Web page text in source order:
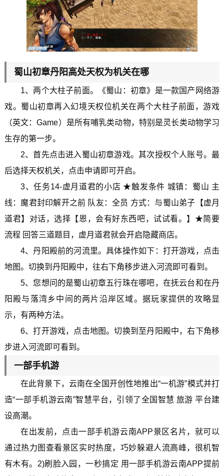
蜀山初章丹阳高处天权为机关在哪
1、两个大柱子前面。《蜀山：初章》是一款国产网络游
戏。蜀山初章再入幻境天权位机关在两个大柱子前面，游戏
（英文：Game）是所有哺乳类动物，特别是灵长类动物学习
生存的第一步。
2、首先点击进入蜀山初章游戏。其次授权个人账号。最
后选择天权机关，点击申请即可开启。
3、任务14-虚月道君的小店 ★触发条件 城镇：蜀山 主
线：魔君封印解开之前 队友：全员 方式：与蜀山弟子【虚月
道君】对话，选择【恩，会有好东西吧，试试看。】★简要
流程 回答三道题目，虚月道君就会开启隐藏商店。
4、丹阳殿前的河流里。具体操作如下：打开游戏，点击
地图。切换到丹阳殿中，往右下角移步进入河流即可看到。
5、您想问的是蜀山初章五行珠在哪吧，在抚云台和在丹
阳殿与落湾乡中间的两片沿岸区域。据玩家提供的攻略显
示，有两种方法。
6、打开游戏，点击地图。切换到至丹阳殿中，右下角移
步进入河流即可看到。
一部手机游
在此背景下，云南在全国开创性地推出“一机游”模式并打
造“一部手机游云南”智慧平台，引领了全国智慧 旅游 平台建
设高潮。
在出发前，点击一部手机游云南APP景区名片，就可以
通过热力图查看景区实时热度，巧妙躲避人流高峰，很机智
有木有。2)刷脸入园，一秒搞定 用一部手机游云南APP提前